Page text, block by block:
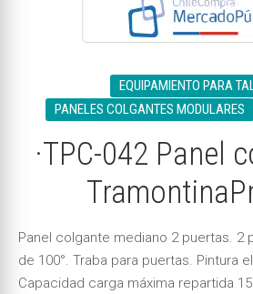
EQUIPAMIENTO PARA
PANELES COLGANTES MODULARES
·TPC-042 Panel
Panel colgante mediano 2 puertas. 2
de 100°. Traba para puertas. Pintura
Capacidad carga máxima repartida